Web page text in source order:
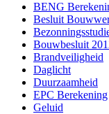
BENG
Besluit
Bouwbesluit
Brandveiligheid
Daglicht
Duurzaamheid
EPC Berekening
Geluid